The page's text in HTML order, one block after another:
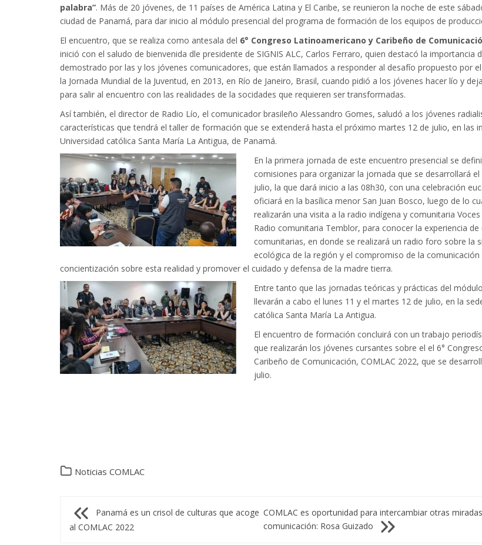
palabra”. Más de 20 jóvenes, de 11 países de América Latina y El Caribe, se reunieron la noche de este
ciudad de Panamá, para dar inicio al módulo presencial del programa de formación de los equipos de
El encuentro, que se realiza como antesala del 6° Congreso Latinoamericano y Caribeño de
inició con el saludo de bienvenida dle presidente de SIGNIS ALC, Carlos Ferraro, quien destacó la importancia
demostrado por las y los jóvenes comunicadores, que están llamados a responder al desafío propuesto por
la Jornada Mundial de la Juventud, en 2013, en Río de Janeiro, Brasil, cuando pidió a los jóvenes hacer lío y
para salir al encuentro con las realidades de la socidades que requieren ser transformadas.
Así también, el director de Radio Lío, el comunicador brasileño Alessandro Gomes, saludó a los jóvenes
características que tendrá el taller de formación que se extenderá hasta el próximo martes 12 de julio, en las
Universidad católica Santa María La Antigua, de Panamá.
En la primera jornada de este encuentro presencial se
comisiones para organizar la jornada que se desarrollará
julio, la que dará inicio a las 08h30, con una celebración
oficiará en la basílica menor San Juan Bosco, luego de lo
realizarán una visita a la radio indígena y comunitaria
Radio comunitaria Temblor, para conocer la experiencia
comunitarias, en donde se realizará un radio foro sobre la
ecológica de la región y el compromiso de la
concientización sobre esta realidad y promover el cuidado y defensa de la madre tierra.
Entre tanto que las jornadas teóricas y prácticas del
llevarán a cabo el lunes 11 y el martes 12 de julio, en la
católica Santa María La Antigua.
El encuentro de formación concluirá con un trabajo
que realizarán los jóvenes cursantes sobre el el 6°
Caribeño de Comunicación, COMLAC 2022, que se
julio.
Noticias COMLAC
Navegación
Panamá es un crisol de culturas que acoge
al COMLAC 2022
COMLAC es oportunidad para intercambiar otras
comunicación: Rosa Guizado